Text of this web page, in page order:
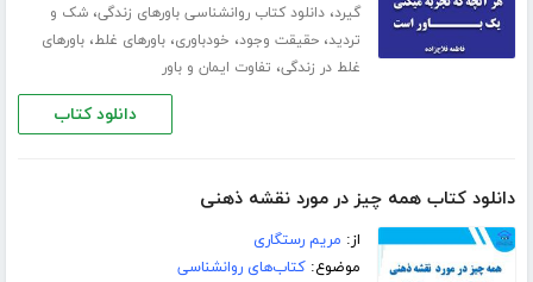
گیرد،دانلود کتاب روانشناسی باورهای زندگی،شک و
تردید،حقیقت وجود، خودباوری،باورهای غلط،باورهای
غلط در زندگی، تفاوت ایمان و باور
دانلود کتاب
دانلود کتاب همه چیز در مورد نقشه ذهنی
از: مریم رستگاری
موضوع:کتاب‌های روانشناسی